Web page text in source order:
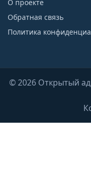
О проекте
Обратная связь
Политика
© 2026 Открытый